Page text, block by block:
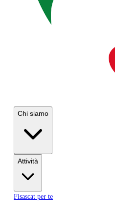
Chi siamo
Attività
Fisascat per te